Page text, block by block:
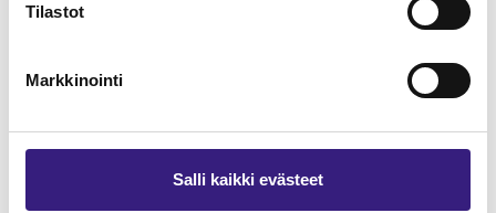
Tilastot
Markkinointi
Salli kaikki evästeet